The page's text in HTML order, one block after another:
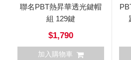
聯名PBT熱昇華透光鍵帽
組 129鍵
$1,790
加入購物車